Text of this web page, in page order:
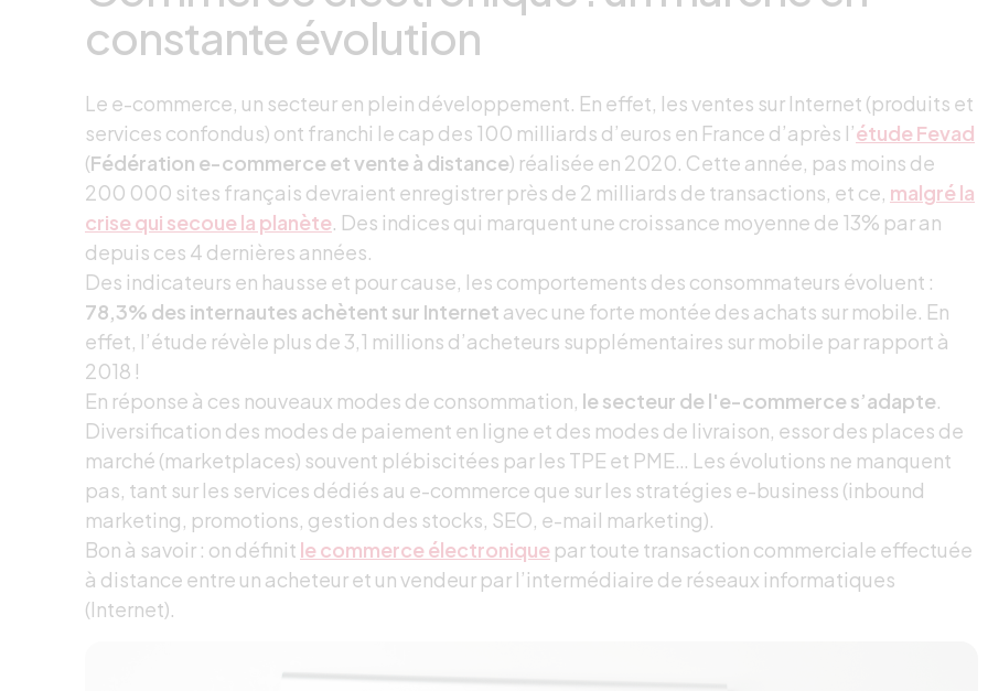
constante évolution
Le e-commerce, un secteur en plein développement. En effet, les ventes sur Internet (produits et
services confondus) ont franchi le cap des 100 milliards d’euros en France d’après l’étude Fevad
(Fédération e-commerce et vente à distance) réalisée en 2020. Cette année, pas moins de
200 000 sites français devraient enregistrer près de 2 milliards de transactions, et ce, malgré la
crise qui secoue la planète . Des indices qui marquent une croissance moyenne de 13% par an
depuis ces 4 dernières années.
Des indicateurs en hausse et pour cause, les comportements des consommateurs évoluent :
78,3% des internautes achètent sur Internet avec une forte montée des achats sur mobile. En
effet, l’étude révèle plus de 3,1 millions d’acheteurs supplémentaires sur mobile par rapport à
2018 !
En réponse à ces nouveaux modes de consommation, le secteur de l'e-commerce s’adapte
Diversification des modes de paiement en ligne et des modes de livraison, essor des places de
marché (marketplaces) souvent plébiscitées par les TPE et PME… Les évolutions ne manquent
pas, tant sur les services dédiés au e-commerce que sur les stratégies e-business (inbound
marketing, promotions, gestion des stocks, SEO, e-mail marketing).
Bon à savoir : on définit le commerce électronique par toute transaction commerciale effectuée
à distance entre un acheteur et un vendeur par l’intermédiaire de réseaux informatiques
(Internet).